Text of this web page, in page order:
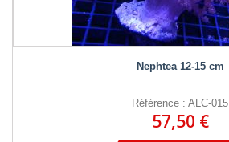
Nephtea 12-15 cm
Référence : ALC-015
57,50 €